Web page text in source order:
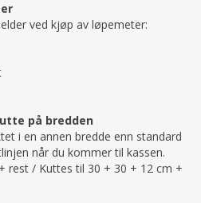
ved kjøp av løpemeter:
på bredden
i en annen bredde enn standard
når du kommer til kassen.
rest / Kuttes til 30 + 30 + 12 cm +